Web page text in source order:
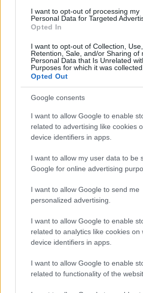
I want to opt-out of processing my
Personal Data for Targeted
Opted In
I want to opt-out of Collection, Use,
Retention, Sale, and/or Sharing of
Personal Data that Is Unrelated
Purposes for which it was collected.
Opted Out
Google consents
I want to allow Google to enable
related to advertising like cookies
device identifiers in apps.
I want to allow my user data to be
Google for online advertising
I want to allow Google to send me
personalized advertising.
I want to allow Google to enable
related to analytics like cookies on
device identifiers in apps.
I want to allow Google to enable
related to functionality of the
Alpha Go Zero, a
Göbölyös N. László•2018. január 10.
Az Alpha Go Zero, a Google
mesterséges intelligenciája négy
megtanult sakkozni és legyőzte a
komputer-sakkozóját, a Stockfisht
játszmából egyet sem veszített.